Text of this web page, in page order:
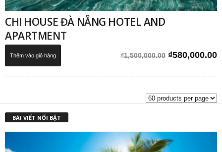
CHI HOUSE ĐÀ NẴNG HOTEL AND
APARTMENT
₫1,500,000.00 Giá
₫580,000.00
Thêm vào giỏ hàng
BÀI VIẾT NỔI BẬT